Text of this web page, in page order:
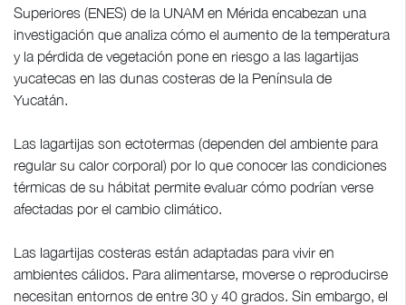
Superiores (ENES) de la UNAM en Mérida encabezan una
investigación que analiza cómo el aumento de la temperatura
y la pérdida de vegetación pone en riesgo a las lagartijas
yucatecas en las dunas costeras de la Península de
Yucatán.
Las lagartijas son ectotermas (dependen del ambiente para
regular su calor corporal) por lo que conocer las condiciones
térmicas de su hábitat permite evaluar cómo podrían verse
afectadas por el cambio climático.
Las lagartijas costeras están adaptadas para vivir en
ambientes cálidos. Para alimentarse, moverse o reproducirse
necesitan entornos de entre 30 y 40 grados. Sin embargo, el